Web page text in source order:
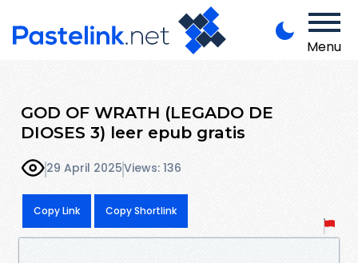
Menu
GOD OF WRATH (LEGADO DE
DIOSES 3) leer epub gratis
29 April 2025Views: 136
Copy Link Copy Shortlink